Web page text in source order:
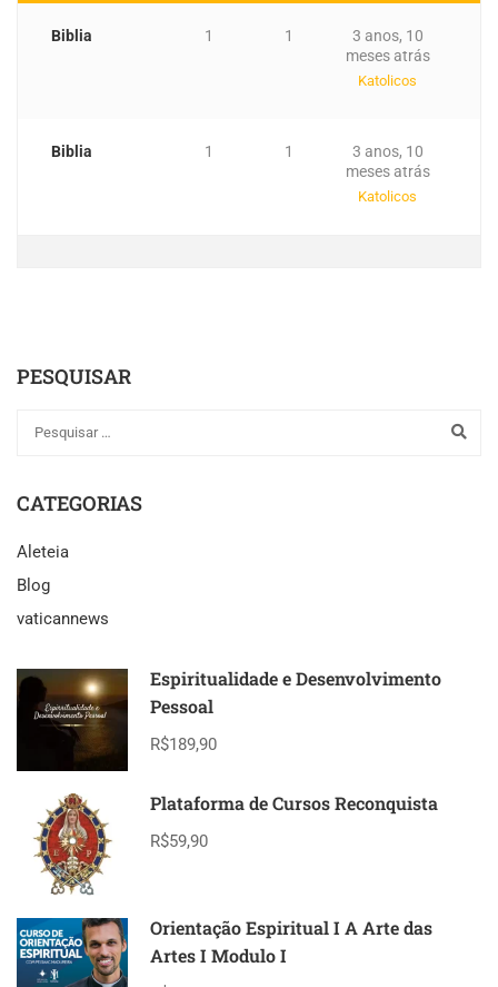
Biblia 1 1
3 anos, 10
meses atrás
Katolicos
Biblia 1 1
3 anos, 10
meses atrás
Katolicos
PESQUISAR
CATEGORIAS
Aleteia
Blog
vaticannews
Espiritualidade e Desenvolvimento
Pessoal
R$189,90
Plataforma de Cursos Reconquista
R$59,90
Orientação Espiritual I A Arte das
Artes I Modulo I